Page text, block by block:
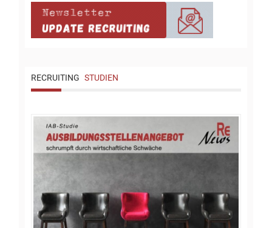
RECRUITING STUDIEN